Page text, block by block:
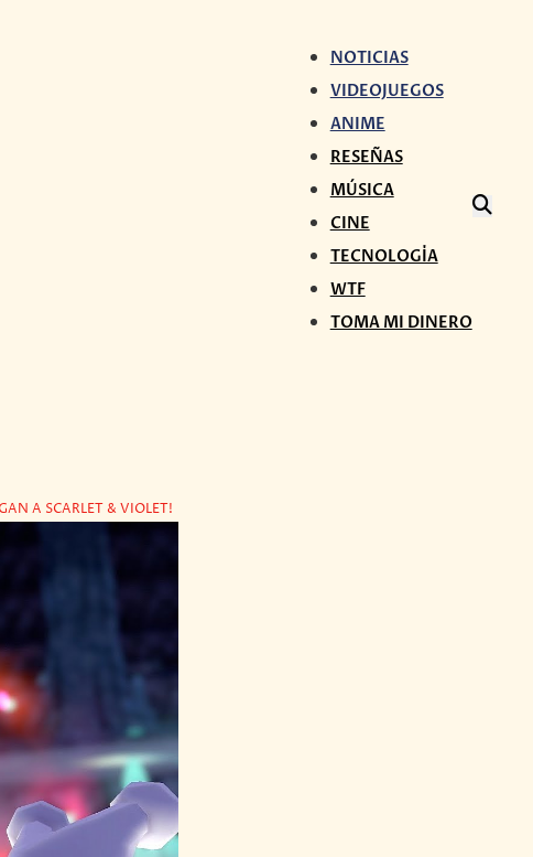
NOTICIAS
VIDEOJUEGOS
ANIME
RESEÑAS
MÚSICA
CINE
TECNOLOGÍA
WTF
TOMA MI DINERO
A SCARLET & VIOLET!